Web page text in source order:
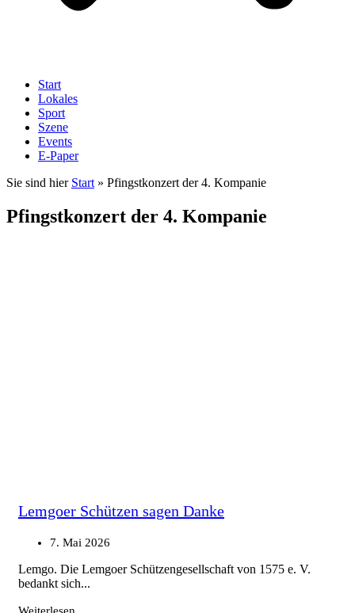
Start
Lokales
Sport
Szene
Events
E-Paper
Sie sind hier Start » Pfingstkonzert der 4. Kompanie
Pfingstkonzert der 4. Kompanie
Lemgoer Schützen sagen Danke
7. Mai 2026
Lemgo. Die Lemgoer Schützengesellschaft von 1575 e. V.
bedankt sich...